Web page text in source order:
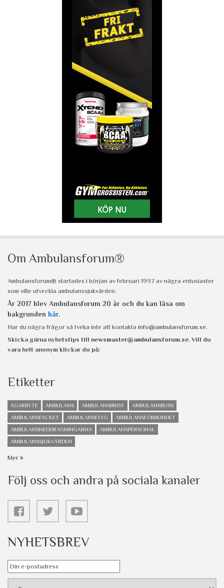
Om Ambulansforum®
Ambulansforum® startades i början av februari 1997 av några entusiaster
som ville utveckla ambulanssjukvården.
År 2017 blev Ambulansforum 20 år och du kan läsa om
bakgrunden här.
Har du några frågor så tveka inte att kontakta info@ambulansforum.se.
Skicka gärna nyhetstips till newsmaster@ambulansforum.se. Vill du
vara helt anonym klickar du på:
Etiketter
ÄGARBYTE AMBULANS AMBULANSBRIST
AMBULANSBUSS
AMBULANSFACKET
AMBULANSFLYG
AMBULANSFÖRBUNDET
AMBULANSNEDDRAGNINGARNA
AMBULANSPERSONAL
AMBULANSSJUKVÅRDEN
Mer
Följ oss och andra på sociala kanaler
NYHETSBREV